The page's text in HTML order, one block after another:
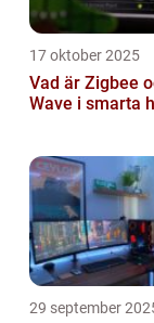
17 oktober 2025
Vad är Zigbee
Wave i smarta
29 september